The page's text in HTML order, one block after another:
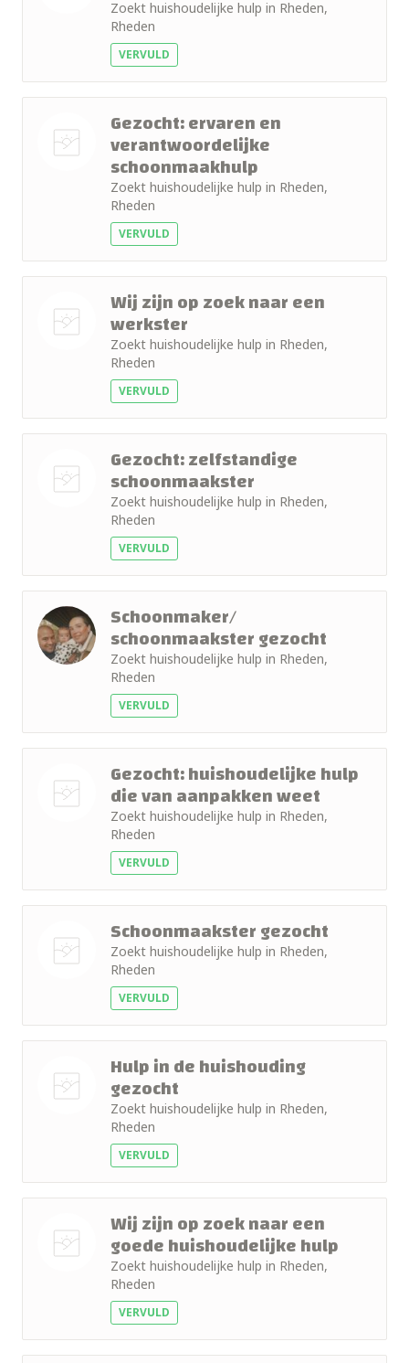
Zoekt huishoudelijke hulp in Rheden,
Rheden
VERVULD
Gezocht: ervaren en
verantwoordelijke
schoonmaakhulp
Zoekt huishoudelijke hulp in Rheden,
Rheden
VERVULD
Wij zijn op zoek naar een
werkster
Zoekt huishoudelijke hulp in Rheden,
Rheden
VERVULD
Gezocht: zelfstandige
schoonmaakster
Zoekt huishoudelijke hulp in Rheden,
Rheden
VERVULD
Schoonmaker/
schoonmaakster gezocht
Zoekt huishoudelijke hulp in Rheden,
Rheden
VERVULD
Gezocht: huishoudelijke hulp
die van aanpakken weet
Zoekt huishoudelijke hulp in Rheden,
Rheden
VERVULD
Schoonmaakster gezocht
Zoekt huishoudelijke hulp in Rheden,
Rheden
VERVULD
Hulp in de huishouding
gezocht
Zoekt huishoudelijke hulp in Rheden,
Rheden
VERVULD
Wij zijn op zoek naar een
goede huishoudelijke hulp
Zoekt huishoudelijke hulp in Rheden,
Rheden
VERVULD